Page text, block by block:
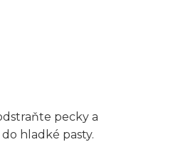
pecky a
hladké pasty.